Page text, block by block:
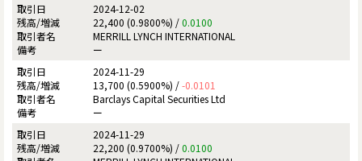
2024-12-02
22,400 (0.9800%) /0.0100
MERRILL LYNCH INTERNATIONAL
ー
2024-11-29
13,700 (0.5900%) /-0.0101
Barclays Capital Securities Ltd
ー
2024-11-29
22,200 (0.9700%) /0.0100